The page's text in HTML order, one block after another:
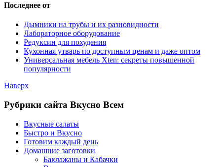
Последнее от
Дымники на трубы и их разновидности
Лабораторное оборудование
Редуксин для похудения
Кухонная утварь по доступным ценам и даже оптом
Универсальная мебель Xten: секреты повышенной
популярности
Наверх
Рубрики сайта Вкусно Всем
Вкусные салаты
Быстро и Вкусно
Готовим каждый день
Домашние заготовки
Баклажаны и Кабачки